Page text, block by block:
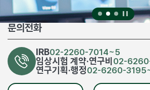
문의전화
IRB02-2260-7014~5
임상시험 계약·연구비 02-
연구기획·행정02-6260-